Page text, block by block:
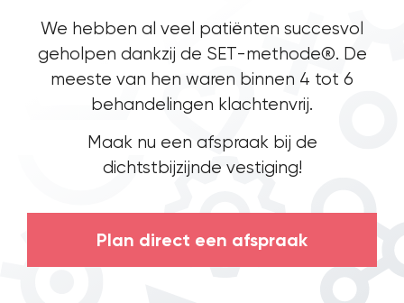
We hebben al veel patiënten succesvol
geholpen dankzij de SET-methode®. De
meeste van hen waren binnen 4 tot 6
behandelingen klachtenvrij.
Maak nu een afspraak bij de
dichtstbijzijnde vestiging!
Plan direct een afspraak